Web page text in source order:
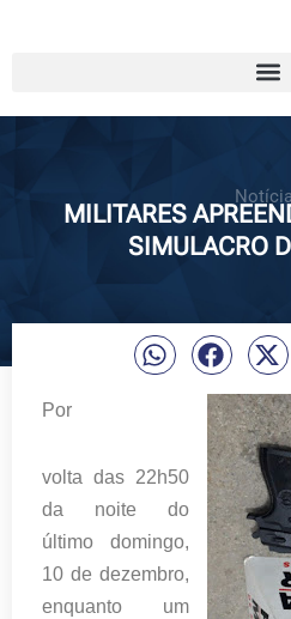
MILITARES
SIMULACRO
Por
volta das22h50
da noite do
último domingo,
10 de dezembro,
enquanto um